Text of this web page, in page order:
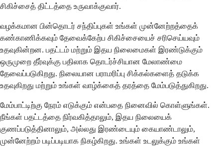
சிகிச்சைத் திட்டத்தை உருவாக்குவார்.
வழக்கமான பின்தொடர் சந்திப்புகள் உங்கள் முன்னேற்றத்தைக்
கண்காணிக்கவும் தேவைக்கேற்ப சிகிச்சையைச் சரிசெய்யவும்
உதவுகின்றன. பதட்டம் மற்றும் இதய நிலைமைகள் இரண்டுக்கும்
ஒருமுறை தீர்வுக்கு பதிலாக தொடர்ச்சியான மேலாண்மை
தேவைப்படுகிறது. நிலையான பராமரிப்பு சிக்கல்களைத் தடுக்க
உதவுகிறது மற்றும் உங்கள் வாழ்க்கைத் தரத்தை மேம்படுத்துகிறது.
மேம்பாட்டிற்கு நேரம் எடுக்கும் என்பதை நினைவில் கொள்ளுங்கள்.
நீங்கள் பதட்டத்தை நிர்வகித்தாலும், இதய நிலையைக்
குணப்படுத்தினாலும், அல்லது இரண்டையும் கையாண்டாலும்,
முன்னேற்றம் படிப்படியாக நிகழ்கிறது. உங்கள் உடலுக்கும் உங்கள்